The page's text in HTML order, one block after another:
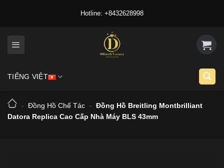
Hotline: +8432628998
TIẾNG VIỆT
- Đồng Hồ Chế Tác - Đồng Hồ Breitling Montbrilliant
Datora Replica Cao Cấp Nhà Máy BLS 43mm